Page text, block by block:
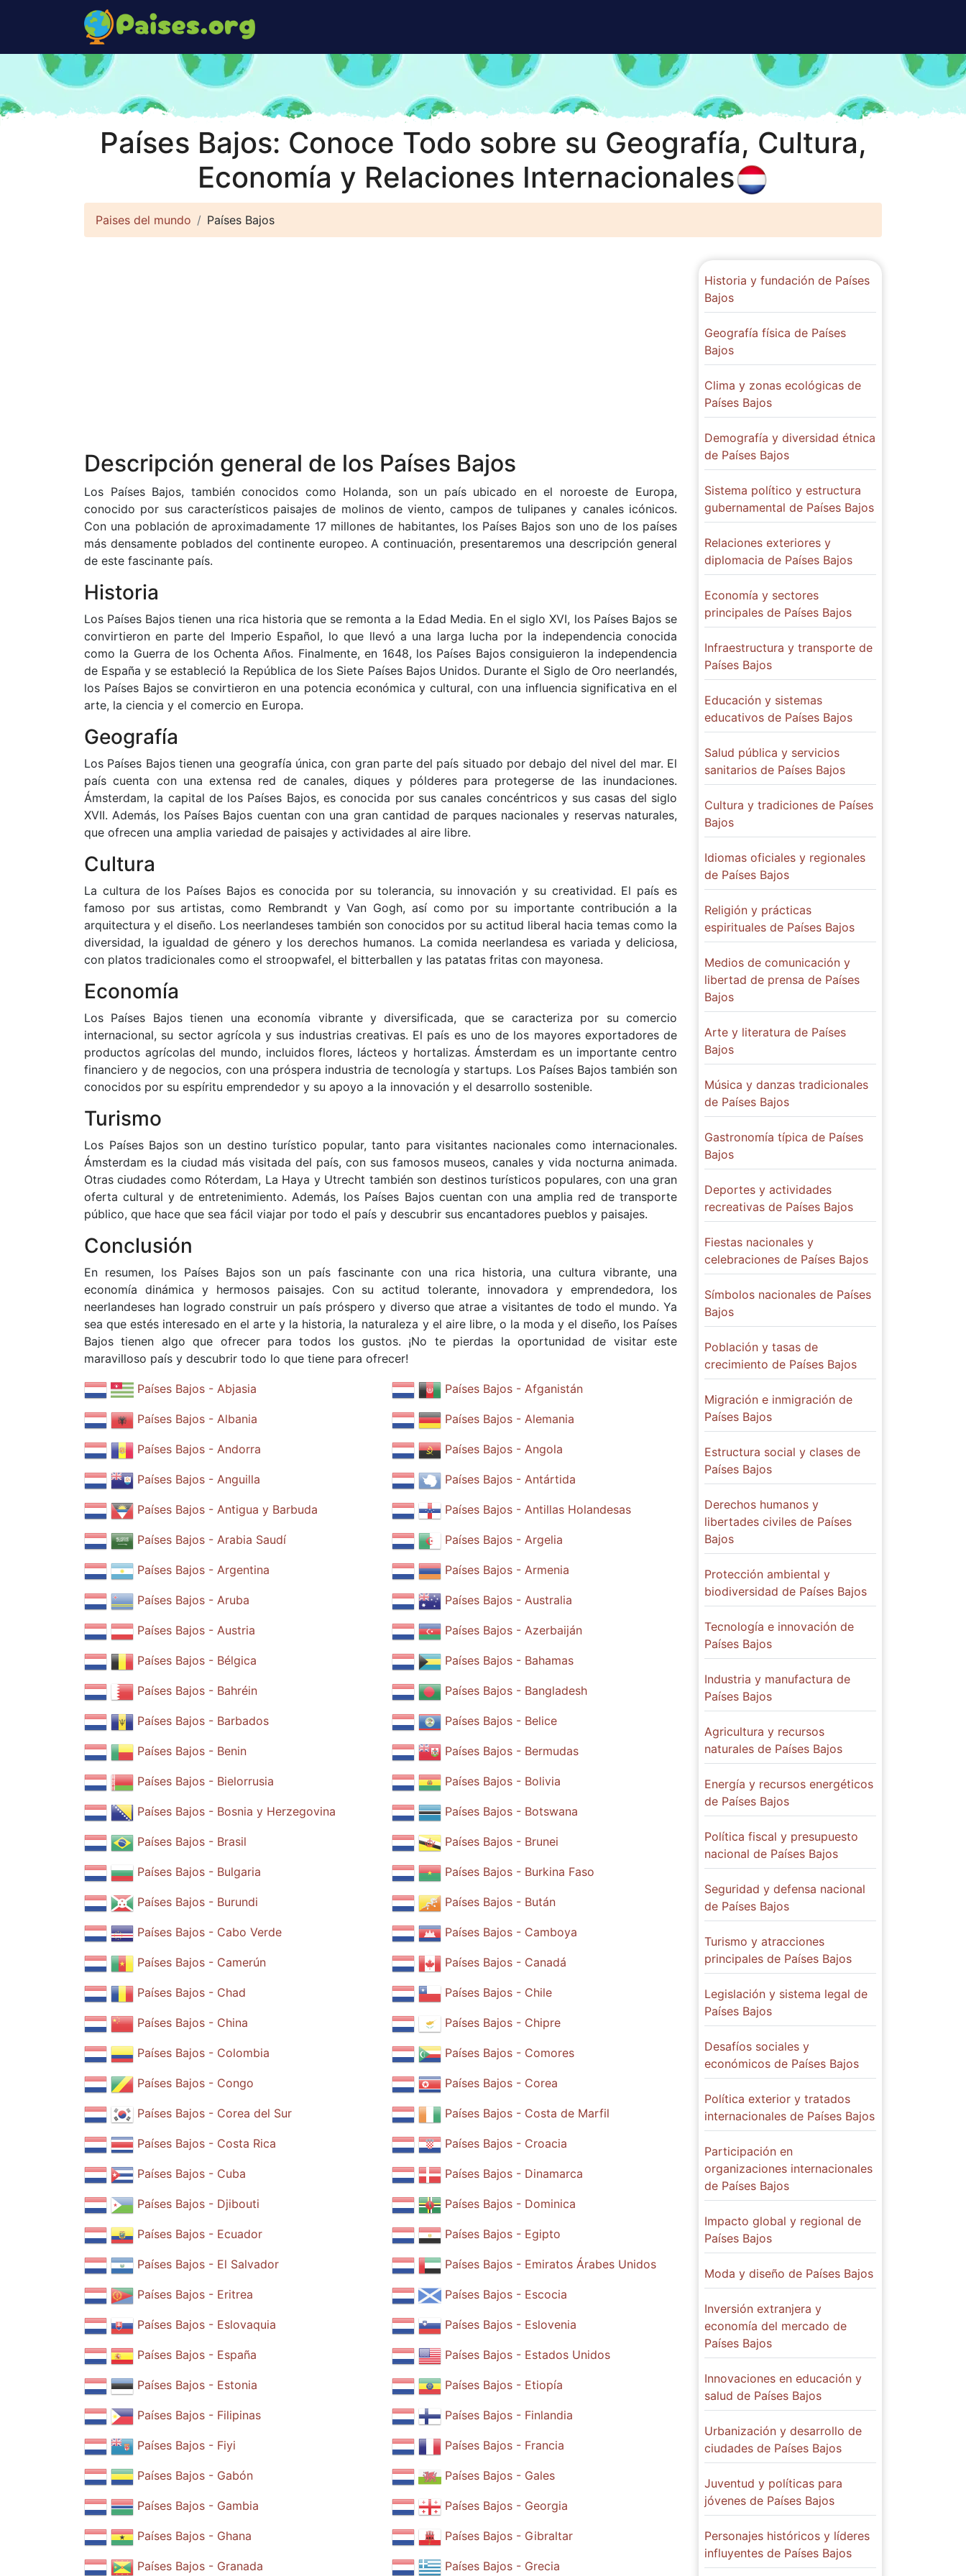
Países Bajos: Conoce Todo sobre su Geografía, Cultura,
Economía y Relaciones Internacionales
Paises del mundo Países Bajos
Descripción general de los Países Bajos
Los Países Bajos, también conocidos como Holanda, son un país ubicado en el noroeste de Europa,
conocido por sus característicos paisajes de molinos de viento, campos de tulipanes y canales icónicos.
Con una población de aproximadamente 17 millones de habitantes, los Países Bajos son uno de los países
más densamente poblados del continente europeo. A continuación, presentaremos una descripción general
de este fascinante país.
Historia
Los Países Bajos tienen una rica historia que se remonta a la Edad Media. En el siglo XVI, los Países Bajos se
convirtieron en parte del Imperio Español, lo que llevó a una larga lucha por la independencia conocida
como la Guerra de los Ochenta Años. Finalmente, en 1648, los Países Bajos consiguieron la independencia
de España y se estableció la República de los Siete Países Bajos Unidos. Durante el Siglo de Oro neerlandés,
los Países Bajos se convirtieron en una potencia económica y cultural, con una influencia significativa en el
arte, la ciencia y el comercio en Europa.
Geografía
Los Países Bajos tienen una geografía única, con gran parte del país situado por debajo del nivel del mar. El
país cuenta con una extensa red de canales, diques y pólderes para protegerse de las inundaciones.
Ámsterdam, la capital de los Países Bajos, es conocida por sus canales concéntricos y sus casas del siglo
XVII. Además, los Países Bajos cuentan con una gran cantidad de parques nacionales y reservas naturales,
que ofrecen una amplia variedad de paisajes y actividades al aire libre.
Cultura
La cultura de los Países Bajos es conocida por su tolerancia, su innovación y su creatividad. El país es
famoso por sus artistas, como Rembrandt y Van Gogh, así como por su importante contribución a la
arquitectura y el diseño. Los neerlandeses también son conocidos por su actitud liberal hacia temas como la
diversidad, la igualdad de género y los derechos humanos. La comida neerlandesa es variada y deliciosa,
con platos tradicionales como el stroopwafel, el bitterballen y las patatas fritas con mayonesa.
Economía
Los Países Bajos tienen una economía vibrante y diversificada, que se caracteriza por su comercio
internacional, su sector agrícola y sus industrias creativas. El país es uno de los mayores exportadores de
productos agrícolas del mundo, incluidos flores, lácteos y hortalizas. Ámsterdam es un importante centro
financiero y de negocios, con una próspera industria de tecnología y startups. Los Países Bajos también son
conocidos por su espíritu emprendedor y su apoyo a la innovación y el desarrollo sostenible.
Turismo
Los Países Bajos son un destino turístico popular, tanto para visitantes nacionales como internacionales.
Ámsterdam es la ciudad más visitada del país, con sus famosos museos, canales y vida nocturna animada.
Otras ciudades como Róterdam, La Haya y Utrecht también son destinos turísticos populares, con una gran
oferta cultural y de entretenimiento. Además, los Países Bajos cuentan con una amplia red de transporte
público, que hace que sea fácil viajar por todo el país y descubrir sus encantadores pueblos y paisajes.
Conclusión
En resumen, los Países Bajos son un país fascinante con una rica historia, una cultura vibrante, una
economía dinámica y hermosos paisajes. Con su actitud tolerante, innovadora y emprendedora, los
neerlandeses han logrado construir un país próspero y diverso que atrae a visitantes de todo el mundo. Ya
sea que estés interesado en el arte y la historia, la naturaleza y el aire libre, o la moda y el diseño, los Países
Bajos tienen algo que ofrecer para todos los gustos. ¡No te pierdas la oportunidad de visitar este
maravilloso país y descubrir todo lo que tiene para ofrecer!
Países Bajos - Abjasia Países Bajos - Afganistán
Países Bajos - Albania Países Bajos - Alemania
Países Bajos - Andorra Países Bajos - Angola
Países Bajos - Anguilla Países Bajos - Antártida
Países Bajos - Antigua y Barbuda Países Bajos - Antillas Holandesas
Países Bajos - Arabia Saudí Países Bajos - Argelia
Países Bajos - Argentina Países Bajos - Armenia
Países Bajos - Aruba Países Bajos - Australia
Países Bajos - Austria Países Bajos - Azerbaiján
Países Bajos - Bélgica Países Bajos - Bahamas
Países Bajos - Bahréin Países Bajos - Bangladesh
Países Bajos - Barbados Países Bajos - Belice
Países Bajos - Benin Países Bajos - Bermudas
Países Bajos - Bielorrusia Países Bajos - Bolivia
Países Bajos - Bosnia y Herzegovina Países Bajos - Botswana
Países Bajos - Brasil Países Bajos - Brunei
Países Bajos - Bulgaria Países Bajos - Burkina Faso
Países Bajos - Burundi Países Bajos - Bután
Países Bajos - Cabo Verde Países Bajos - Camboya
Países Bajos - Camerún Países Bajos - Canadá
Países Bajos - Chad Países Bajos - Chile
Países Bajos - China Países Bajos - Chipre
Países Bajos - Colombia Países Bajos - Comores
Países Bajos - Congo Países Bajos - Corea
Países Bajos - Corea del Sur Países Bajos - Costa de Marfil
Países Bajos - Costa Rica Países Bajos - Croacia
Países Bajos - Cuba Países Bajos - Dinamarca
Países Bajos - Djibouti Países Bajos - Dominica
Países Bajos - Ecuador Países Bajos - Egipto
Países Bajos - El Salvador Países Bajos - Emiratos Árabes Unidos
Países Bajos - Eritrea Países Bajos - Escocia
Países Bajos - Eslovaquia Países Bajos - Eslovenia
Países Bajos - España Países Bajos - Estados Unidos
Países Bajos - Estonia Países Bajos - Etiopía
Países Bajos - Filipinas Países Bajos - Finlandia
Países Bajos - Fiyi Países Bajos - Francia
Países Bajos - Gabón Países Bajos - Gales
Países Bajos - Gambia Países Bajos - Georgia
Países Bajos - Ghana Países Bajos - Gibraltar
Países Bajos - Granada Países Bajos - Grecia
Historia y fundación de Países
Bajos
Geografía física de Países
Bajos
Clima y zonas ecológicas de
Países Bajos
Demografía y diversidad étnica
de Países Bajos
Sistema político y estructura
gubernamental de Países Bajos
Relaciones exteriores y
diplomacia de Países Bajos
Economía y sectores
principales de Países Bajos
Infraestructura y transporte de
Países Bajos
Educación y sistemas
educativos de Países Bajos
Salud pública y servicios
sanitarios de Países Bajos
Cultura y tradiciones de Países
Bajos
Idiomas oficiales y regionales
de Países Bajos
Religión y prácticas
espirituales de Países Bajos
Medios de comunicación y
libertad de prensa de Países
Bajos
Arte y literatura de Países
Bajos
Música y danzas tradicionales
de Países Bajos
Gastronomía típica de Países
Bajos
Deportes y actividades
recreativas de Países Bajos
Fiestas nacionales y
celebraciones de Países Bajos
Símbolos nacionales de Países
Bajos
Población y tasas de
crecimiento de Países Bajos
Migración e inmigración de
Países Bajos
Estructura social y clases de
Países Bajos
Derechos humanos y
libertades civiles de Países
Bajos
Protección ambiental y
biodiversidad de Países Bajos
Tecnología e innovación de
Países Bajos
Industria y manufactura de
Países Bajos
Agricultura y recursos
naturales de Países Bajos
Energía y recursos energéticos
de Países Bajos
Política fiscal y presupuesto
nacional de Países Bajos
Seguridad y defensa nacional
de Países Bajos
Turismo y atracciones
principales de Países Bajos
Legislación y sistema legal de
Países Bajos
Desafíos sociales y
económicos de Países Bajos
Política exterior y tratados
internacionales de Países Bajos
Participación en
organizaciones internacionales
de Países Bajos
Impacto global y regional de
Países Bajos
Moda y diseño de Países Bajos
Inversión extranjera y
economía del mercado de
Países Bajos
Innovaciones en educación y
salud de Países Bajos
Urbanización y desarrollo de
ciudades de Países Bajos
Juventud y políticas para
jóvenes de Países Bajos
Personajes históricos y líderes
influyentes de Países Bajos